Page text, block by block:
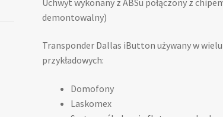
demontowalny)
Transponder Dallas iButton używany w
przykładowych:
Domofony
Laskomex